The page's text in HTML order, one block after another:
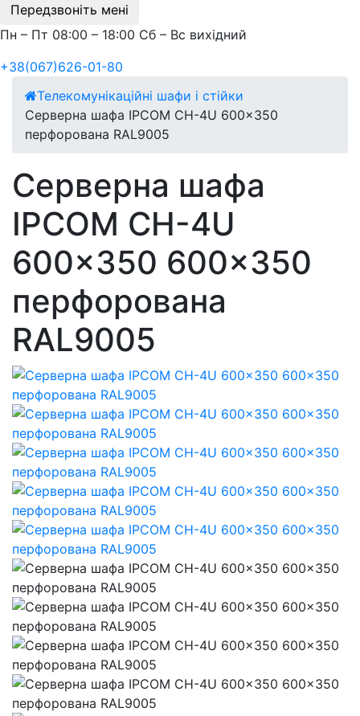
Передзвоніть мені
Пн – Пт 08:00 – 18:00 Сб – Вс вихідний
+38(067)626-01-80
Телекомунікаційні шафи і стійки
Серверна шафа IPCOM CH-4U 600x350
перфорована RAL9005
Серверна шафа
IPCOM CH-4U
600x350 600x350
перфорована
RAL9005